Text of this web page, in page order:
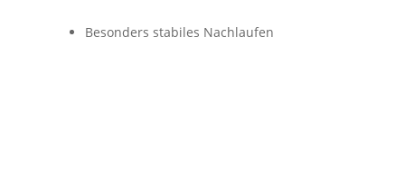
Besonders stabiles Nachlaufen